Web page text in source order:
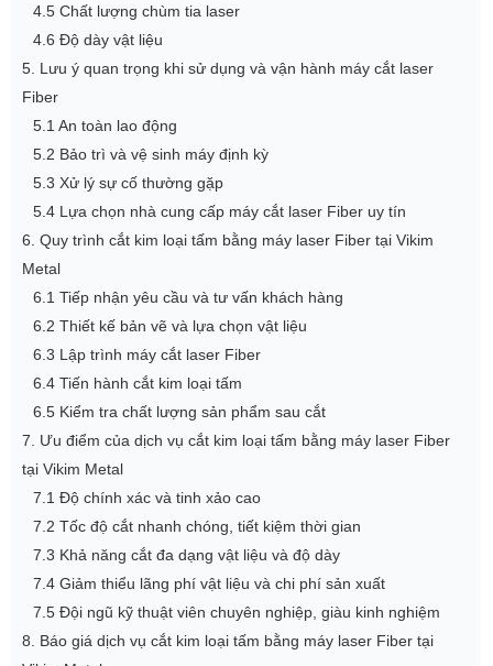
4.5 Chất lượng chùm tia laser
4.6 Độ dày vật liệu
5. Lưu ý quan trọng khi sử dụng và vận hành máy cắt laser
Fiber
5.1 An toàn lao động
5.2 Bảo trì và vệ sinh máy định kỳ
5.3 Xử lý sự cố thường gặp
5.4 Lựa chọn nhà cung cấp máy cắt laser Fiber uy tín
6. Quy trình cắt kim loại tấm bằng máy laser Fiber tại Vikim
Metal
6.1 Tiếp nhận yêu cầu và tư vấn khách hàng
6.2 Thiết kế bản vẽ và lựa chọn vật liệu
6.3 Lập trình máy cắt laser Fiber
6.4 Tiến hành cắt kim loại tấm
6.5 Kiểm tra chất lượng sản phẩm sau cắt
7. Ưu điểm của dịch vụ cắt kim loại tấm bằng máy laser Fiber
tại Vikim Metal
7.1 Độ chính xác và tinh xảo cao
7.2 Tốc độ cắt nhanh chóng, tiết kiệm thời gian
7.3 Khả năng cắt đa dạng vật liệu và độ dày
7.4 Giảm thiểu lãng phí vật liệu và chi phí sản xuất
7.5 Đội ngũ kỹ thuật viên chuyên nghiệp, giàu kinh nghiệm
8. Báo giá dịch vụ cắt kim loại tấm bằng máy laser Fiber tại